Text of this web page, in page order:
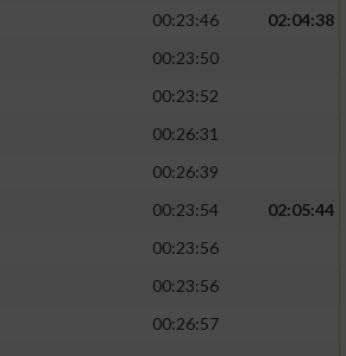
00:23:46
02:04:38
00:23:50
00:23:52
00:26:31
00:26:39
00:23:54
02:05:44
00:23:56
00:23:56
00:26:57